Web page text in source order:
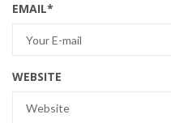
EMAIL*
WEBSITE